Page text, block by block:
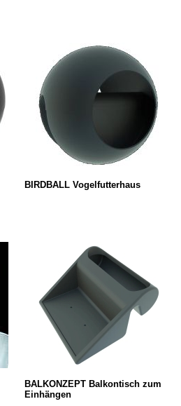
BIRDBALL Vogelfutterhaus
BALKONZEPT Balkontisch zum
Einhängen